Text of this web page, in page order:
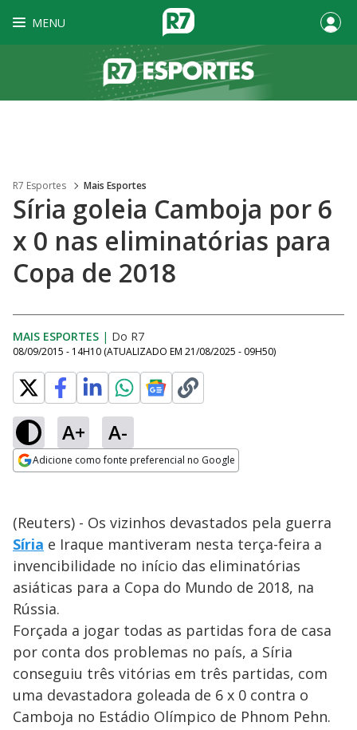
MENU
R7 Esportes Mais Esportes
Síria goleia Camboja por 6
x 0 nas eliminatórias para
Copa de 2018
MAIS ESPORTES | Do R7
08/09/2015 - 14H10 (ATUALIZADO EM 21/08/2025 - 09H50)
A+ A-
Adicione como fonte preferencial no Google
(Reuters) - Os vizinhos devastados pela guerra
Síria e Iraque mantiveram nesta terça-feira a
invencibilidade no início das eliminatórias
asiáticas para a Copa do Mundo de 2018, na
Rússia.
Forçada a jogar todas as partidas fora de casa
por conta dos problemas no país, a Síria
conseguiu três vitórias em três partidas, com
uma devastadora goleada de 6 x 0 contra o
Camboja no Estádio Olímpico de Phnom Pehn.